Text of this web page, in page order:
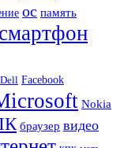
ос память
смартфон
Dell Facebook
Nokia
браузер видео